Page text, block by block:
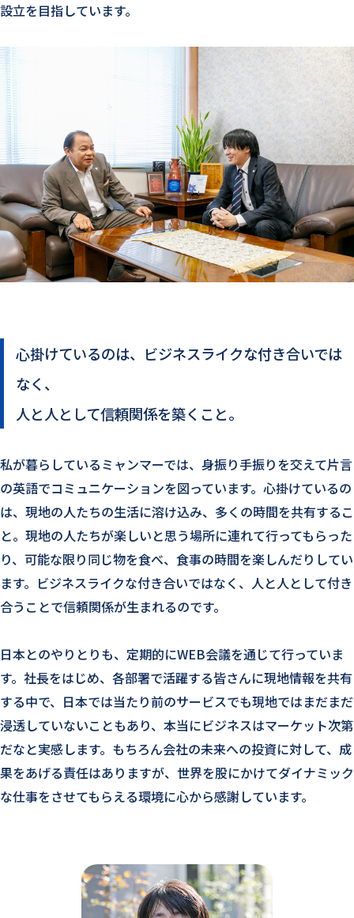
設立を目指しています。
心掛けているのは、ビジネスライクな付き合いでは
なく、
人と人として信頼関係を築くこと。
私が暮らしているミャンマーでは、身振り手振りを交えて片言
の英語でコミュニケーションを図っています。心掛けているの
は、現地の人たちの生活に溶け込み、多くの時間を共有するこ
と。現地の人たちが楽しいと思う場所に連れて行ってもらった
り、可能な限り同じ物を食べ、食事の時間を楽しんだりしてい
ます。ビジネスライクな付き合いではなく、人と人として付き
合うことで信頼関係が生まれるのです。
日本とのやりとりも、定期的にWEB会議を通じて行っていま
す。社長をはじめ、各部署で活躍する皆さんに現地情報を共有
する中で、日本では当たり前のサービスでも現地ではまだまだ
浸透していないこともあり、本当にビジネスはマーケット次第
だなと実感します。もちろん会社の未来への投資に対して、成
果をあげる責任はありますが、世界を股にかけてダイナミック
な仕事をさせてもらえる環境に心から感謝しています。